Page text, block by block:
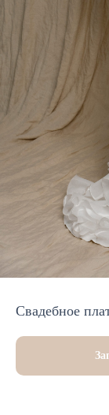
Свадебное